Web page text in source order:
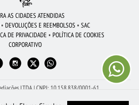
FRUTAS
UBERLÂNDIA ARRANJO DE FLORES
FLORES DO CAMPO
RIBEIRÃO PRETO ORQUÍDEAS
AS CIDADES ATENDIDAS
• DEVOLUÇÕES E REEMBOLSOS • SAC
DE PRIVACIDADE • POLÍTICA DE COOKIES
CORPORATIVO
LTDA | CNPJ: 10.158.838/0001-61